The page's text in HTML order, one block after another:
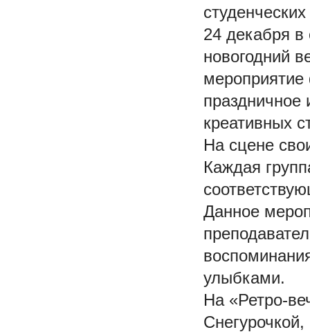
24 декабря в
новогодний
мероприятие
креативных
На сцене
Каждая
Данное
улыбками.
На «Ретро-